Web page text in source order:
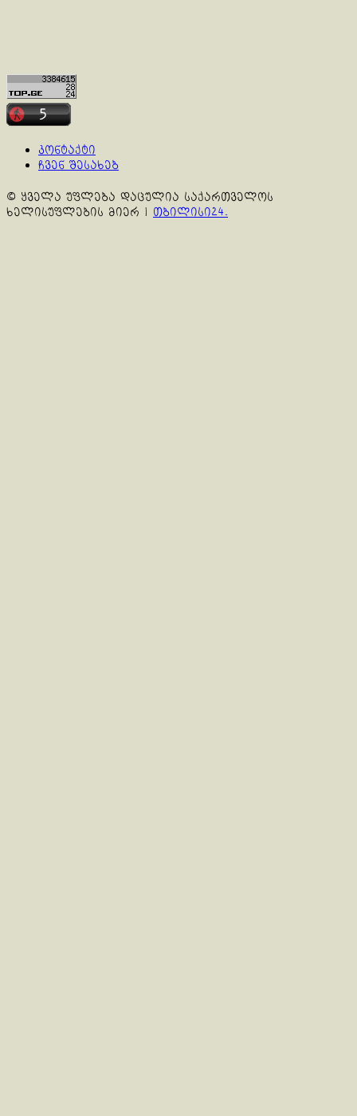
კონტაქტი
ჩვენ შესახებ
© ყველა უფლება დაცულია საქართველოს
ხელისუფლების მიერ | თბილისი24.